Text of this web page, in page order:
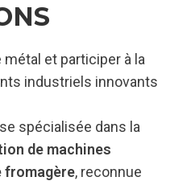
et participer à la
industriels innovants
spécialisée dans la
de machines
fromagère, reconnue